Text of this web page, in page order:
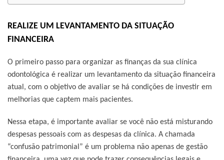
REALIZE UM LEVANTAMENTO DA SITUAÇÃO
FINANCEIRA
O primeiro passo para organizar as finanças da sua clínica
odontológica é realizar um levantamento da situação financeira
atual, com o objetivo de avaliar se há condições de investir em
melhorias que captem mais pacientes.
Nessa etapa, é importante avaliar se você não está misturando
despesas pessoais com as despesas da clínica. A chamada
“confusão patrimonial” é um problema não apenas de gestão